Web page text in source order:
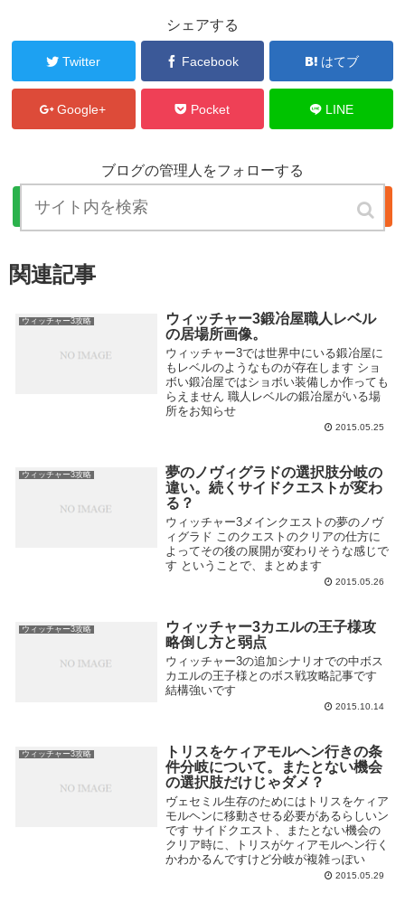
シェアする
Twitter Facebook はてブ
Google+ Pocket LINE
ブログの管理人をフォローする
関連記事
ウィッチャー3攻略
ウィッチャー3鍛冶屋職人レベル
の居場所画像。
ウィッチャー3では世界中にいる鍛冶屋に
もレベルのようなものが存在します ショ
ボい鍛冶屋ではショボい装備しか作っても
らえません 職人レベルの鍛冶屋がいる場
所をお知らせ
2015.05.25
ウィッチャー3攻略
夢のノヴィグラドの選択肢分岐の
違い。続くサイドクエストが変わ
る？
ウィッチャー3メインクエストの夢のノヴ
ィグラド このクエストのクリアの仕方に
よってその後の展開が変わりそうな感じで
す ということで、まとめます
2015.05.26
ウィッチャー3攻略
ウィッチャー3カエルの王子様攻
略倒し方と弱点
ウィッチャー3の追加シナリオでの中ボス
カエルの王子様とのボス戦攻略記事です
結構強いです
2015.10.14
ウィッチャー3攻略
トリスをケィアモルヘン行きの条
件分岐について。またとない機会
の選択肢だけじゃダメ？
ヴェセミル生存のためにはトリスをケィア
モルヘンに移動させる必要があるらしいン
です サイドクエスト、またとない機会の
クリア時に、トリスがケィアモルヘン行く
かわかるんですけど分岐が複雑っぽい
2015.05.29